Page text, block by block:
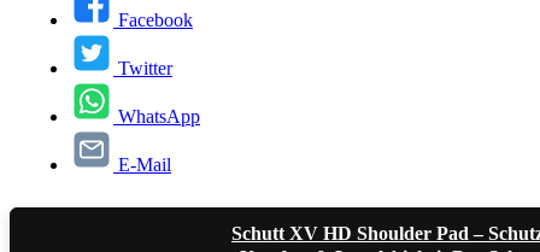
Facebook
Twitter
WhatsApp
E-Mail
Schutt XV HD Shoulder Pad –